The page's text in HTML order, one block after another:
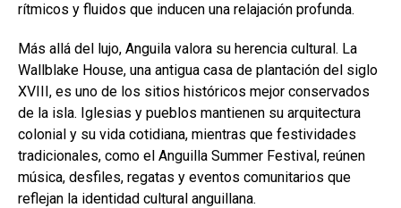
rítmicos y fluidos que inducen una relajación profunda.
Más allá del lujo, Anguila valora su herencia cultural. La
Wallblake House, una antigua casa de plantación del siglo
XVIII, es uno de los sitios históricos mejor conservados
de la isla. Iglesias y pueblos mantienen su arquitectura
colonial y su vida cotidiana, mientras que festividades
tradicionales, como el Anguilla Summer Festival, reúnen
música, desfiles, regatas y eventos comunitarios que
reflejan la identidad cultural anguillana.